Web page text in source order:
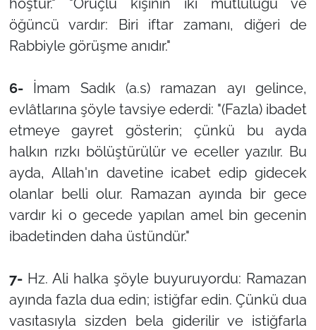
hoştur." "Oruçlu kişinin iki mutluluğu ve
öğüncü vardır: Biri iftar zamanı, diğeri de
Rabbiyle görüşme anıdır."
6- İmam Sadık (a.s) ramazan ayı gelince,
evlâtlarına şöyle tavsiye ederdi: "(Fazla) ibadet
etmeye gayret gösterin; çünkü bu ayda
halkın rızkı bölüştürülür ve eceller yazılır. Bu
ayda, Allah'ın davetine icabet edip gidecek
olanlar belli olur. Ramazan ayında bir gece
vardır ki o gecede yapılan amel bin gecenin
ibadetinden daha üstündür."
7- Hz. Ali halka şöyle buyuruyordu: Ramazan
ayında fazla dua edin; istiğfar edin. Çünkü dua
vasıtasıyla sizden bela giderilir ve istiğfarla